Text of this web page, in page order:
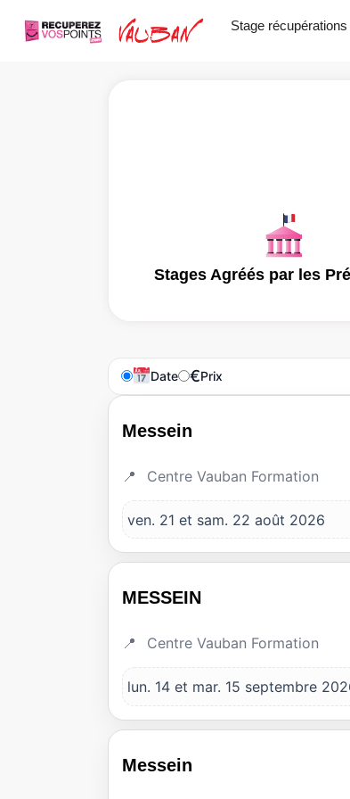
Stage
Stages Agréés par les
Date €Prix
Messein
Centre Vauban Formation
ven. 21 et sam. 22 août 2026
MESSEIN
Centre Vauban Formation
lun. 14 et mar. 15 septembre
Messein